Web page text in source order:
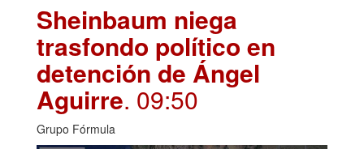
Sheinbaum niega
trasfondo político en
detención de Ángel
Aguirre. 09:50
Grupo Fórmula